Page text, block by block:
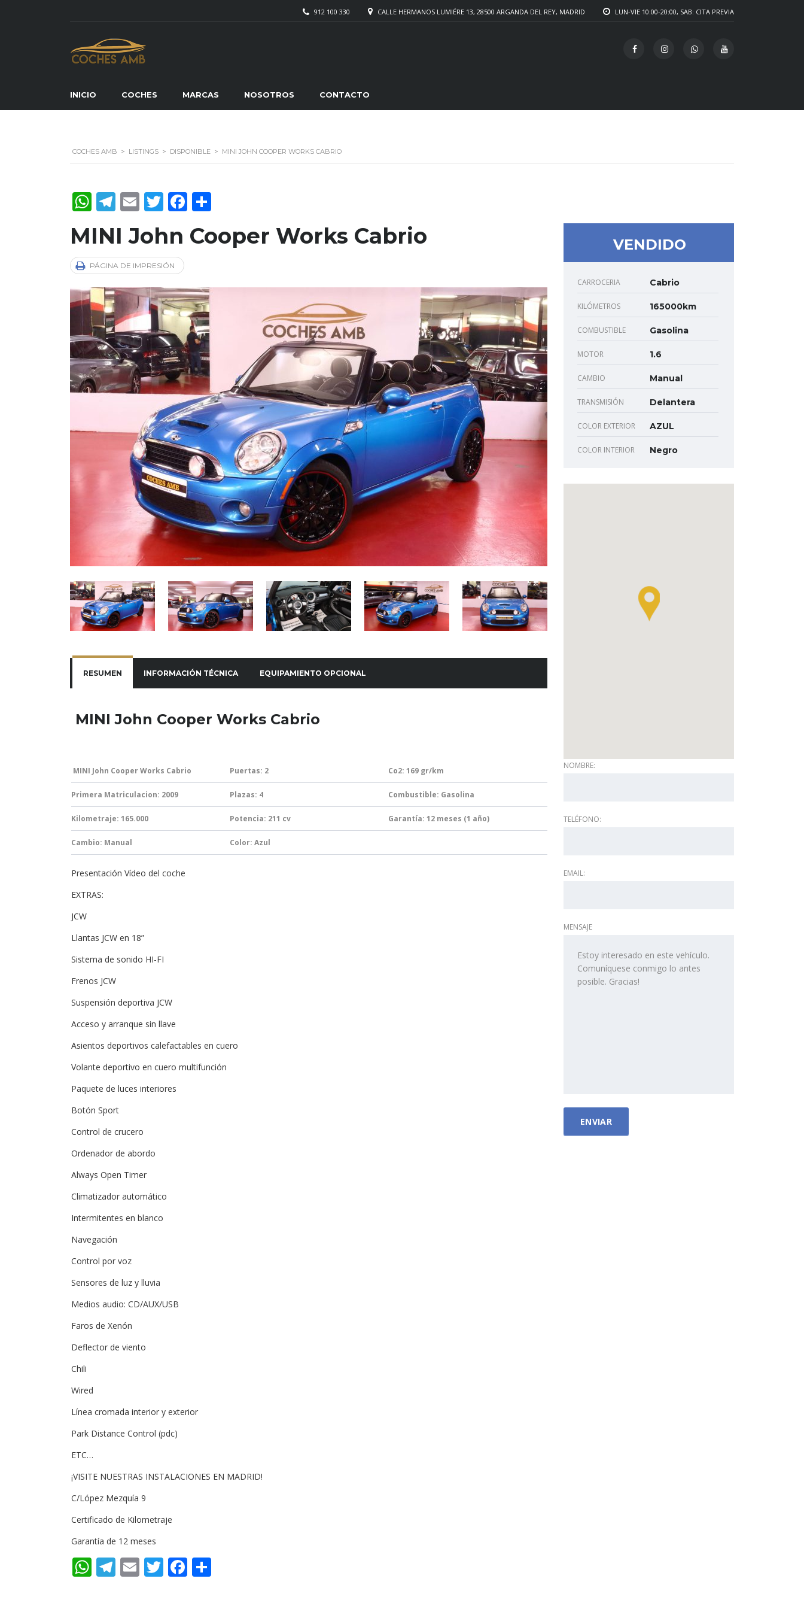
LUN-VIE 10:00-20:00, SAB: CITA PREVIA
CALLE HERMANOS LUMIÉRE 13, 28500 ARGANDA DEL REY, MADRID
912 100 330
INICIO COCHES MARCAS NOSOTROS CONTACTO
COCHES AMB > LISTINGS > DISPONIBLE > MINI JOHN COOPER WORKS CABRIO
WhatsApp
Telegram
EmailTwitterFacebook
MINI John Cooper Works Cabrio
PÁGINA DE IMPRESIÓN
RESUMEN INFORMACIÓN TÉCNICA EQUIPAMIENTO OPCIONAL
MINI John Cooper Works Cabrio
MINI John Cooper Works Cabrio Puertas: 2 Co2: 169 gr/km
Primera Matriculacion: 2009 Plazas: 4 Combustible: Gasolina
Kilometraje: 165.000 Potencia: 211 cv Garantía: 12 meses (1 año)
Cambio: Manual Color: Azul
Presentación Vídeo del coche
EXTRAS:
JCW
Llantas JCW en 18”
Sistema de sonido HI-FI
Frenos JCW
Suspensión deportiva JCW
Acceso y arranque sin llave
Asientos deportivos calefactables en cuero
Volante deportivo en cuero multifunción
Paquete de luces interiores
Botón Sport
Control de crucero
Ordenador de abordo
Always Open Timer
Climatizador automático
Intermitentes en blanco
Navegación
Control por voz
Sensores de luz y lluvia
Medios audio: CD/AUX/USB
Faros de Xenón
Deflector de viento
Chili
Wired
Línea cromada interior y exterior
Park Distance Control (pdc)
ETC…
¡VISITE NUESTRAS INSTALACIONES EN MADRID!
C/López Mezquía 9
Certificado de Kilometraje
Garantía de 12 meses
VENDIDO
CARROCERIA Cabrio
KILÓMETROS 165000km
COMBUSTIBLE Gasolina
MOTOR 1.6
CAMBIO Manual
TRANSMISIÓN Delantera
COLOR EXTERIOR AZUL
COLOR INTERIOR Negro
NOMBRE:
TELÉFONO:
EMAIL:
MENSAJE
WhatsApp
Telegram
EmailTwitterFacebook